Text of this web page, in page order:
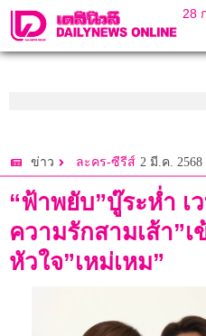
28
ข่าว ละคร-ซีรีส์ 2 มี.ค. 2568
“ฟ้าพยับ”บู๊ระห่ำ
ความรักสามเส้า”
หัวใจ”เหม่เหม”